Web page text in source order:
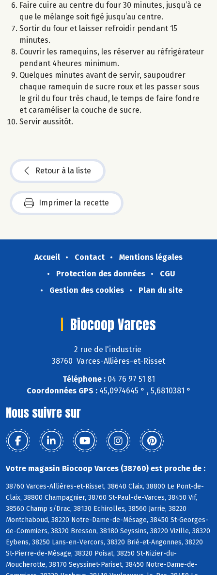
Faire cuire au centre du four 30 minutes, jusqu’à ce
que le mélange soit figé jusqu’au centre.
Sortir du four et laisser refroidir pendant 15
minutes.
Couvrir les ramequins, les réserver au réfrigérateur
pendant 4heures minimum.
Quelques minutes avant de servir, saupoudrer
chaque ramequin de sucre roux et les passer sous
le gril du four très chaud, le temps de faire fondre
et caraméliser la couche de sucre.
Servir aussitôt.
Retour à la liste
Imprimer la recette
Accueil Contact
Mentions légales
Protection des données
CGU
Gestion des cookies
Plan du site
Biocoop Varces
2 rue de l'industrie
38760 Varces-Allières-et-Risset
Téléphone :04 76 97 51 81
Coordonnées GPS :45,0974645 ° , 5,6810381 °
Nous suivre sur
Votre magasin Biocoop Varces (38760) est proche de :
38760 Varces-Allières-et-Risset, 38640 Claix, 38800 Le Pont-de-
Claix, 38800 Champagnier, 38760 St-Paul-de-Varces, 38450 Vif,
38560 Champ s/Drac, 38130 Echirolles, 38560 Jarrie, 38220
Montchaboud, 38220 Notre-Dame-de-Mésage, 38450 St-Georges-
de-Commiers, 38320 Bresson, 38180 Seyssins, 38220 Vizille, 38320
Eybens, 38250 Lans-en-Vercors, 38320 Brié-et-Angonnes, 38220
St-Pierre-de-Mésage, 38320 Poisat, 38250 St-Nizier-du-
Moucherotte, 38170 Seyssinet-Pariset, 38450 Notre-Dame-de-